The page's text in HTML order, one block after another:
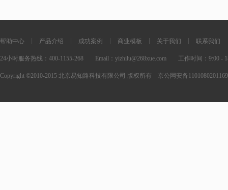
帮助中心 产品介绍 成功案例 商业模板 关于我们 联系我们
24小时服务热线：400-1155-268 Email：yizhilu@268xue.com 工作时间：9:00 -
Copyright ©2010-2015 北京易知路科技有限公司 版权所有 京公网安备